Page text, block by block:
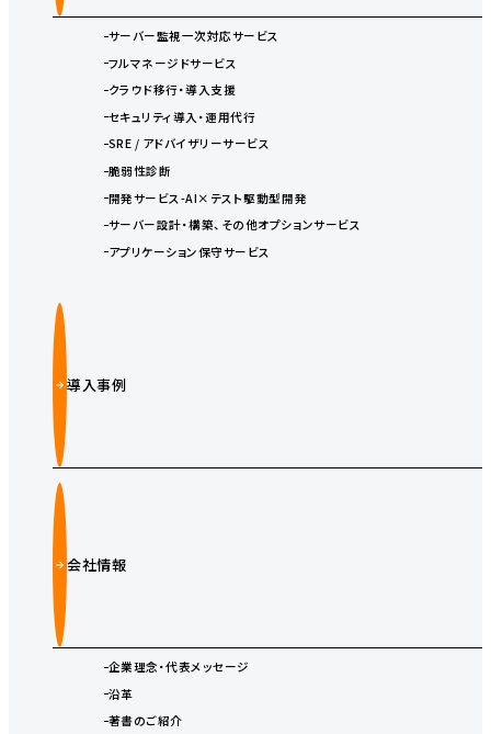
サーバー監視一次対応サービス
フルマネージドサービス
クラウド移行・導入支援
セキュリティ導入・運用代行
SRE / アドバイザリーサービス
脆弱性診断
開発サービス-AI×テスト駆動型開発
サーバー設計・構築、その他オプションサービス
アプリケーション保守サービス
導入事例
会社情報
企業理念・代表メッセージ
沿革
著書のご紹介